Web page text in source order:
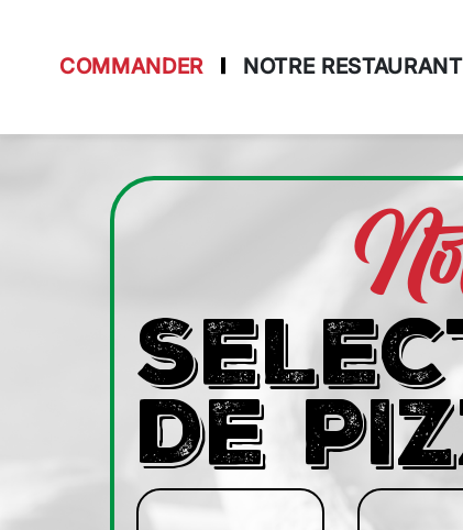
Allergènes
Contact
Mentions Légales
Programme De Fidélité
COMMANDER NOTRE RESTAURANT
DE